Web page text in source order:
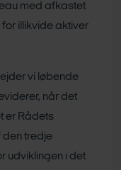
med afkastet
illikvide aktiver
vi løbende
når det
er Rådets
den tredje
udviklingen i det